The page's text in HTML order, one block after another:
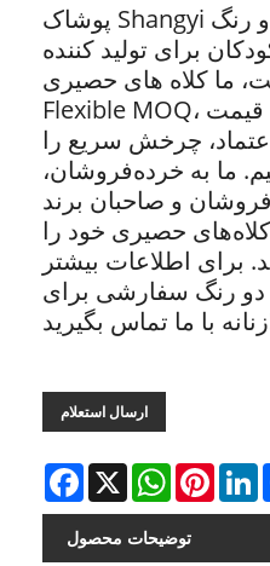
پوشاک Shangyi یک کلاه حصیری دو رنگ
برای تولید کننده
ما کلاه های حصیری
Flexible MOQ، سفارشی سازی کامل، قیمت
چرخش سریع را
ما به خرده‌فروشان،
و صاحبان برند
حصیری خود را
برای اطلاعات بیشتر
دو رنگ سفارشی برای
ارسال استعلام
Facebook
X WhatsApp
توضیحات محصول